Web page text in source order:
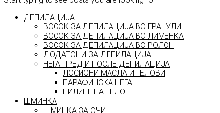
ДЕПИЛАЦИЈА
ВОСОК ЗА ДЕПИЛАЦИЈА ВО ГРАНУЛИ
ВОСОК ЗА ДЕПИЛАЦИЈА ВО ЛИМЕНКА
ВОСОК ЗА ДЕПИЛАЦИЈА ВО РОЛОН
ДОДАТОЦИ ЗА ДЕПИЛАЦИЈА
НЕГА ПРЕД И ПОСЛЕ ДЕПИЛАЦИЈА
ЛОСИОНИ МАСЛА И ГЕЛОВИ
ПАРАФИНСКА НЕГА
ПИЛИНГ НА ТЕЛО
ШМИНКА
ШМИНКА ЗА ОЧИ